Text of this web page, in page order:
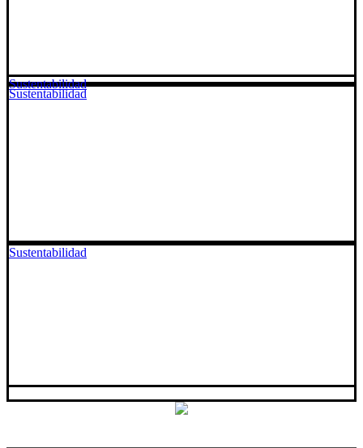
Sustentabilidad
Sustentabilidad
Sustentabilidad